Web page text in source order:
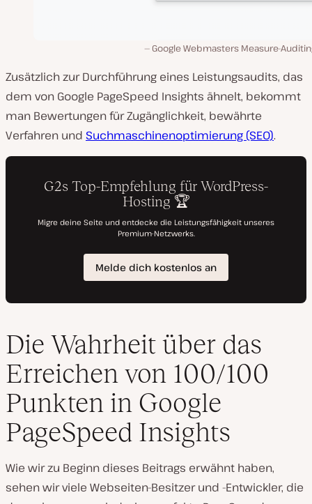
Google Webmasters Measure-
Zusätzlich zur Durchführung eines Leistungsaudits, das
dem von Google PageSpeed Insights ähnelt, bekommt
man Bewertungen für Zugänglichkeit, bewährte
Verfahren und Suchmaschinenoptimierung (SEO).
Die Wahrheit über das
Erreichen von 100/100
Punkten in Google
PageSpeed Insights
Wie wir zu Beginn dieses Beitrags erwähnt haben,
sehen wir viele Webseiten-Besitzer und -Entwickler, die